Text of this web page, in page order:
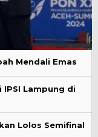
Mendali Emas
Lampung di
Lolos Semifinal